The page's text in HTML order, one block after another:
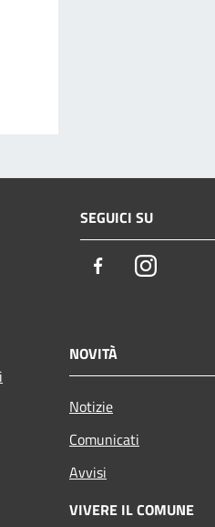
SEGUICI SU
FacebookInstagram
NOVITÀ
Notizie
Comunicati
Avvisi
VIVERE IL COMUNE